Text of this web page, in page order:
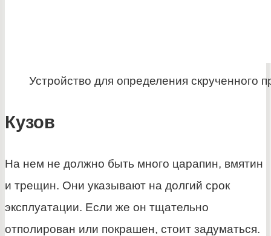
Устройство для определения скрученного
Кузов
На нем не должно быть много царапин, вмятин
и трещин. Они указывают на долгий срок
эксплуатации. Если же он тщательно
отполирован или покрашен, стоит задуматься.